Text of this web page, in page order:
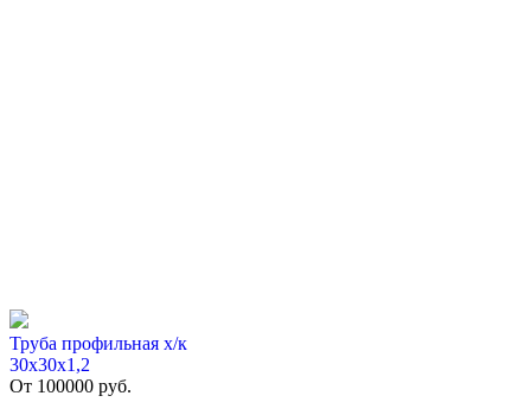
Труба профильная х/к
30х30х1,2
От 100000 руб.